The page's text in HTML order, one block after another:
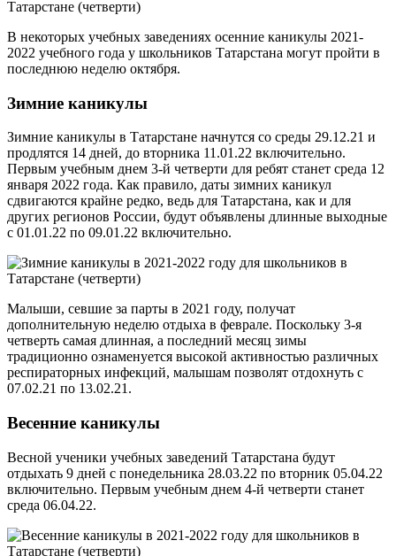
В некоторых учебных заведениях осенние каникулы 2021-
2022 учебного года у школьников Татарстана могут пройти в
последнюю неделю октября.
Зимние каникулы
Зимние каникулы в Татарстане начнутся со среды 29.12.21 и
продлятся 14 дней, до вторника 11.01.22 включительно.
Первым учебным днем 3-й четверти для ребят станет среда 12
января 2022 года. Как правило, даты зимних каникул
сдвигаются крайне редко, ведь для Татарстана, как и для
других регионов России, будут объявлены длинные выходные
с 01.01.22 по 09.01.22 включительно.
Малыши, севшие за парты в 2021 году, получат
дополнительную неделю отдыха в феврале. Поскольку 3-я
четверть самая длинная, а последний месяц зимы
традиционно ознаменуется высокой активностью различных
респираторных инфекций, малышам позволят отдохнуть с
07.02.21 по 13.02.21.
Весенние каникулы
Весной ученики учебных заведений Татарстана будут
отдыхать 9 дней с понедельника 28.03.22 по вторник 05.04.22
включительно. Первым учебным днем 4-й четверти станет
среда 06.04.22.